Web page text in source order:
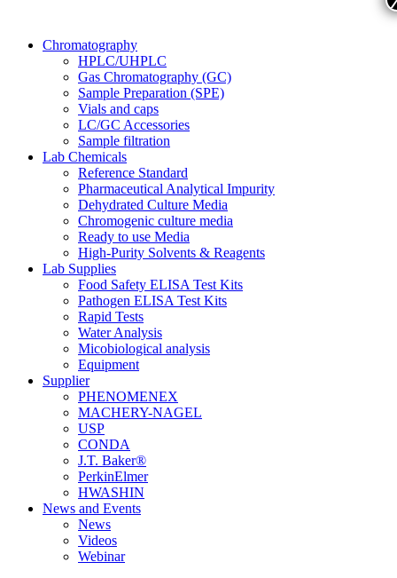
Chromatography
HPLC/UHPLC
Gas Chromatography (GC)
Sample Preparation (SPE)
Vials and caps
LC/GC Accessories
Sample filtration
Lab Chemicals
Reference Standard
Pharmaceutical Analytical Impurity
Dehydrated Culture Media
Chromogenic culture media
Ready to use Media
High-Purity Solvents & Reagents
Lab Supplies
Food Safety ELISA Test Kits
Pathogen ELISA Test Kits
Rapid Tests
Water Analysis
Micobiological analysis
Equipment
Supplier
PHENOMENEX
MACHERY-NAGEL
USP
CONDA
J.T. Baker®
PerkinElmer
HWASHIN
News and Events
News
Videos
Webinar